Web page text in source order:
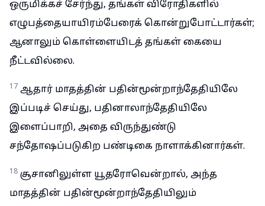
ஒருமிக்கச் சேர்ந்து, தங்கள் விரோதிகளில்
எழுபத்தையாயிரம்பேரைக் கொன்றுபோட்டார்கள்;
ஆனாலும் கொள்ளையிடத் தங்கள் கையை
நீட்டவில்லை.
17 ஆதார் மாதத்தின் பதின்மூன்றாந்தேதியிலே
இப்படிச் செய்து, பதினாலாந்தேதியிலே
இளைப்பாறி, அதை விருந்துண்டு
சந்தோஷப்படுகிற பண்டிகை நாளாக்கினார்கள்.
18 சூசானிலுள்ள யூதரோவென்றால், அந்த
மாதத்தின் பதின்மூன்றாந்தேதியிலும்